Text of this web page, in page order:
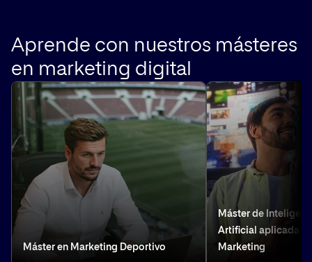
Aprende con nuestros másteres
en marketing digital
Máster en Marketing Deportivo
Máster de
Artificial aplicada al
Marketing